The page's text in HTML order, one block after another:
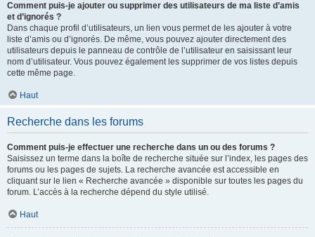
Comment puis-je ajouter ou supprimer des utilisateurs de ma liste d’amis
et d’ignorés ?
Dans chaque profil d’utilisateurs, un lien vous permet de les ajouter à votre
liste d’amis ou d’ignorés. De même, vous pouvez ajouter directement des
utilisateurs depuis le panneau de contrôle de l’utilisateur en saisissant leur
nom d’utilisateur. Vous pouvez également les supprimer de vos listes depuis
cette même page.
Haut
Recherche dans les forums
Comment puis-je effectuer une recherche dans un ou des forums ?
Saisissez un terme dans la boîte de recherche située sur l’index, les pages des
forums ou les pages de sujets. La recherche avancée est accessible en
cliquant sur le lien « Recherche avancée » disponible sur toutes les pages du
forum. L’accès à la recherche dépend du style utilisé.
Haut